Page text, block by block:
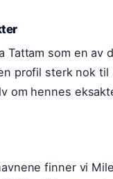
Tattam som en av
profil sterk nok til
om hennes
finner vi